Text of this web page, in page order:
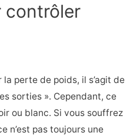
contrôler
la perte de poids, il s’agit de
sorties ». Cependant, ce
ou blanc. Si vous souffrez
n’est pas toujours une